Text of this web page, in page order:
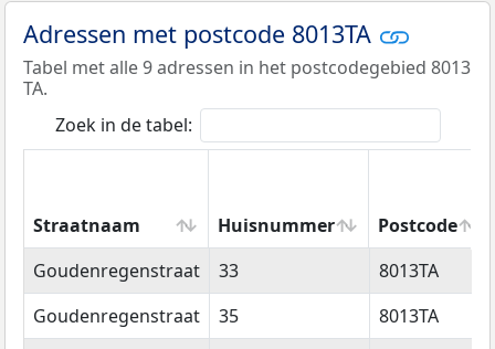
Adressen met postcode 8013TA
Tabel met alle 9 adressen in het postcodegebied 8013
TA.
Zoek in de tabel:
Straatnaam Huisnummer
Postcode
Straatnaam
Huisnummer Postcode
Goudenregenstraat 33
8013TA
Goudenregenstraat
35
8013TA